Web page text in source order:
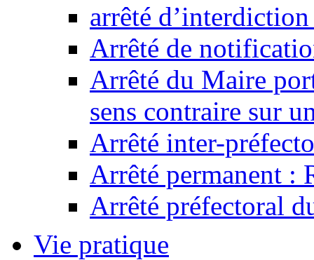
arrêté
Arrêté de
Arrêté du Maire
sens contraire sur
Arrêté inter-
Arrêté permanent :
Arrêté préfectoral
Vie pratique